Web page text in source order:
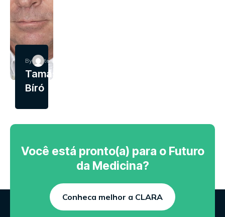
By tech
Tamás
Bíró
Você está pronto(a) para o Futuro
da Medicina?
Conheca melhor a CLARA